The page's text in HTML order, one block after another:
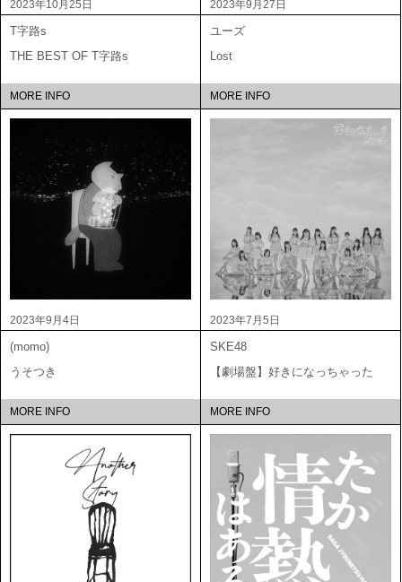
2023年10月25日
T字路s
THE BEST OF T字路s
MORE INFO
2023年9月27日
ユーズ
Lost
MORE INFO
2023年9月4日
(momo)
うそつき
MORE INFO
2023年7月5日
SKE48
【劇場盤】好きになっちゃった
MORE INFO